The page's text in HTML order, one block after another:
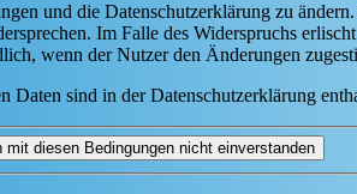
und die Datenschutzerklärung zu
Im Falle des Widerspruchs
wenn der Nutzer den Änderungen
Daten sind in der Datenschutzerklärung